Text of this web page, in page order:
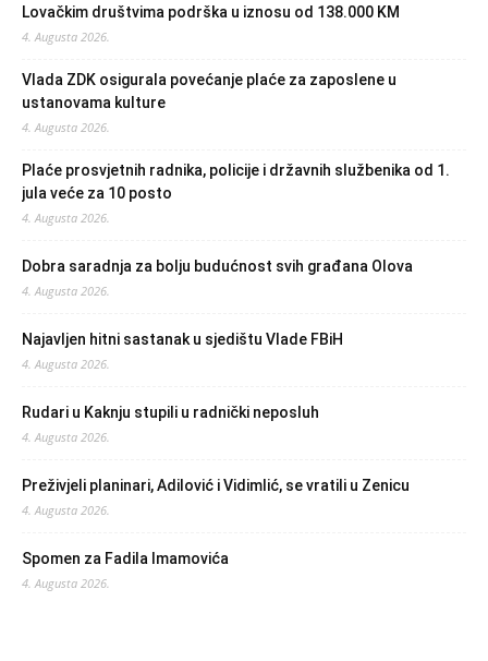
Lovačkim društvima podrška u iznosu od 138.000 KM
4. Augusta 2026.
Vlada ZDK osigurala povećanje plaće za zaposlene u
ustanovama kulture
4. Augusta 2026.
Plaće prosvjetnih radnika, policije i državnih službenika od 1.
jula veće za 10 posto
4. Augusta 2026.
Dobra saradnja za bolju budućnost svih građana Olova
4. Augusta 2026.
Najavljen hitni sastanak u sjedištu Vlade FBiH
4. Augusta 2026.
Rudari u Kaknju stupili u radnički neposluh
4. Augusta 2026.
Preživjeli planinari, Adilović i Vidimlić, se vratili u Zenicu
4. Augusta 2026.
Spomen za Fadila Imamovića
4. Augusta 2026.